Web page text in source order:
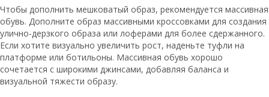
Чтобы дополнить мешковатый образ, рекомендуется массивная
обувь. Дополните образ массивными кроссовками для создания
улично-дерзкого образа или лоферами для более сдержанного.
Если хотите визуально увеличить рост, наденьте туфли на
платформе или ботильоны. Массивная обувь хорошо
сочетается с широкими джинсами, добавляя баланса и
визуальной тяжести образу.